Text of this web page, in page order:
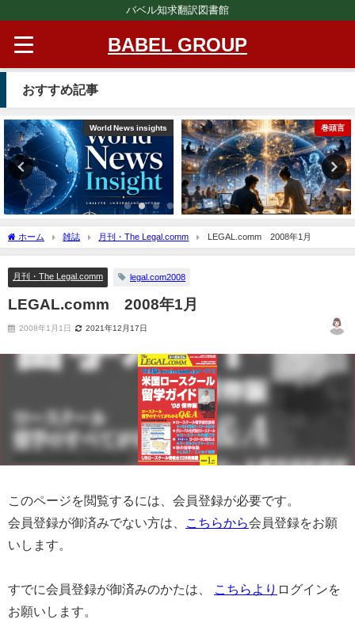
バベル知求翻訳図書館
BABEL GROUP
おすすめ記事
World News insights 巻頭言
ホーム 雑誌 月刊・The Legal.comm LEGAL.comm 2008年1月
月刊・The Legal.comm legal.com2008
LEGAL.comm 2008年1月
2008年1月1日 2021年12月17日
このページを閲覧するには、会員登録が必要です。
会員登録が御済みでない方は、
こちらから会員登録をお願
いします。
すでに会員登録が御済みのかたは、 こちらより ログインを
お願いします。